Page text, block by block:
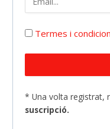
Termes i
* Una volta registrat,
suscripció.